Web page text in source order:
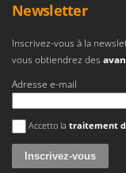
Newsletter
Inscrivez-vous à la
vous obtiendrez des
Adresse e-mail
Une erreur est survenue
Accetto la traitement